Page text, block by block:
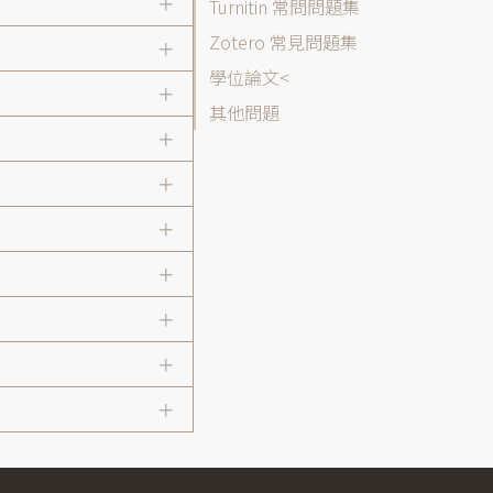
Turnitin 常問問題集
Zotero 常見問題集
學位論文
其他問題